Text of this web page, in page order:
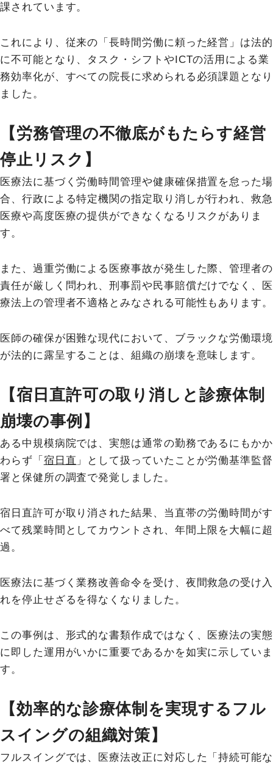
課されています。
これにより、従来の「長時間労働に頼った経営」は法的
に不可能となり、タスク・シフトやICTの活用による業
務効率化が、すべての院長に求められる必須課題となり
ました。
【労務管理の不徹底がもたらす経営
停止リスク】
医療法に基づく労働時間管理や健康確保措置を怠った場
合、行政による特定機関の指定取り消しが行われ、救急
医療や高度医療の提供ができなくなるリスクがありま
す。
また、過重労働による医療事故が発生した際、管理者の
責任が厳しく問われ、刑事罰や民事賠償だけでなく、医
療法上の管理者不適格とみなされる可能性もあります。
医師の確保が困難な現代において、ブラックな労働環境
が法的に露呈することは、組織の崩壊を意味します。
【宿日直許可の取り消しと診療体制
崩壊の事例】
ある中規模病院では、実態は通常の勤務であるにもかか
わらず「 宿日直 」として扱っていたことが労働基準監督
署と保健所の調査で発覚しました。
宿日直許可が取り消された結果、当直帯の労働時間がす
べて残業時間としてカウントされ、年間上限を大幅に超
過。
医療法に基づく業務改善命令を受け、夜間救急の受け入
れを停止せざるを得なくなりました。
この事例は、形式的な書類作成ではなく、医療法の実態
に即した運用がいかに重要であるかを如実に示していま
す。
【効率的な診療体制を実現するフル
スイングの組織対策】
フルスイングでは、医療法改正に対応した「持続可能な